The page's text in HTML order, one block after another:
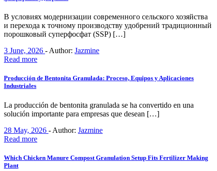
В условиях модернизации современного сельского хозяйства
и перехода к точному производству удобрений традиционный
порошковый суперфосфат (SSP) […]
3 June, 2026 - Author: Jazmine
Read more
Producción de Bentonita Granulada: Proceso, Equipos y Aplicaciones
Industriales
La producción de bentonita granulada se ha convertido en una
solución importante para empresas que desean […]
28 May, 2026 - Author: Jazmine
Read more
Which Chicken Manure Compost Granulation Setup Fits Fertilizer Making
Plant